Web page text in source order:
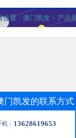
位置 : 澳门凯发 > 产品
门凯发的联系方式
机： 13628619653